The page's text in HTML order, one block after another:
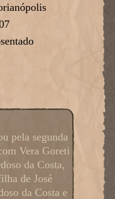
pela segunda
Vera Goreti
da Costa,
de José
da Costa e